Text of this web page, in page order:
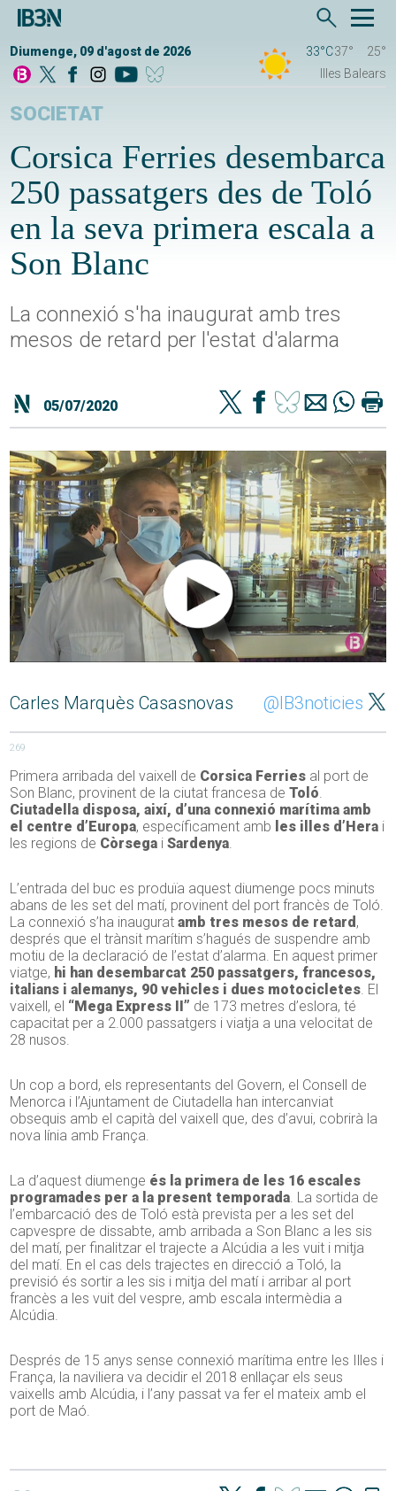
Diumenge, 09 d'agost de 2026 33°C37°
25°
Illes Balears
SOCIETAT
Corsica Ferries desembarca
250 passatgers des de Toló
en la seva primera escala a
Son Blanc
La connexió s'ha inaugurat amb tres
mesos de retard per l'estat d'alarma
05/07/2020
Carles Marquès Casasnovas @IB3noticies
269
Primera arribada del vaixell de Corsica Ferries al port de
Son Blanc, provinent de la ciutat francesa deToló.
Ciutadella disposa, així, d’una connexió marítima amb
el centre d’Europa, específicament amb les illes d’Hera i
les regions de Còrsega iSardenya.
L’entrada del buc es produïa aquest diumenge pocs minuts
abans de les set del matí, provinent del port francès de Toló.
La connexió s’ha inauguratamb tres mesos de retard ,
després que el trànsit marítim s’hagués de suspendre amb
motiu de la declaració de l’estat d’alarma. En aquest primer
viatge, hi han desembarcat 250 passatgers, francesos,
italians i alemanys, 90 vehicles i dues motocicletes. El
vaixell, el “Mega Express II” de 173 metres d’eslora, té
capacitat per a 2.000 passatgers i viatja a una velocitat de
28 nusos.
Un cop a bord, els representants del Govern, el Consell de
Menorca i l’Ajuntament de Ciutadella han intercanviat
obsequis amb el capità del vaixell que, des d’avui, cobrirà la
nova línia amb França.
La d’aquest diumenge és la primera de les 16 escales
programades per a la present temporada. La sortida de
l’embarcació des de Toló està prevista per a les set del
capvespre de dissabte, amb arribada a Son Blanc a les sis
del matí, per finalitzar el trajecte a Alcúdia a les vuit i mitja
del matí. En el cas dels trajectes en direcció a Toló, la
previsió és sortir a les sis i mitja del matí i arribar al port
francès a les vuit del vespre, amb escala intermèdia a
Alcúdia.
Després de 15 anys sense connexió marítima entre les Illes i
França, la naviliera va decidir el 2018 enllaçar els seus
vaixells amb Alcúdia, i l’any passat va fer el mateix amb el
port de Maó.